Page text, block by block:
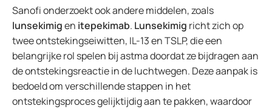
Sanofi onderzoekt ook andere middelen, zoals
lunsekimigen itepekimab. Lunsekimig richt zich op
twee ontstekingseiwitten, IL-13 en TSLP, die een
belangrijke rol spelen bij astma doordat ze bijdragen aan
de ontstekingsreactie in de luchtwegen. Deze aanpak is
bedoeld om verschillende stappen in het
ontstekingsproces gelijktijdig aan te pakken, waardoor